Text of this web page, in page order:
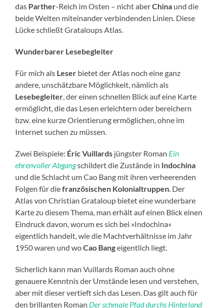
das Parther-Reich im Osten – nicht aberChina und die
beide Welten miteinander verbindenden Linien. Diese
Lücke schließt Grataloups Atlas.
Wunderbarer Lesebegleiter
Für mich als Leser bietet der Atlas noch eine ganz
andere, unschätzbare Möglichkeit, nämlich als
Lesebegleiter, der einen schnellen Blick auf eine Karte
ermöglicht, die das Lesen erleichtern oder bereichern
bzw. eine kurze Orientierung ermöglichen, ohne im
Internet suchen zu müssen.
Zwei Beispiele: Éric Vuillards jüngster Roman Ein
ehrenvoller Abgangschildert die Zustände in Indochina
und die Schlacht um Cao Bang mit ihren verheerenden
Folgen für diefranzösischen Kolonialtruppen. Der
Atlas von Christian Grataloup bietet eine wunderbare
Karte zu diesem Thema, man erhält auf einen Blick einen
Eindruck davon, worum es sich bei »Indochina«
eigentlich handelt, wie die Machtverhältnisse im Jahr
1950 waren und woCao Bangeigentlich liegt.
Sicherlich kann man Vuillards Roman auch ohne
genauere Kenntnis der Umstände lesen und verstehen,
aber mit dieser vertieft sich das Lesen. Das gilt auch für
den brillanten Roman Der schmale Pfad durchs Hinterland